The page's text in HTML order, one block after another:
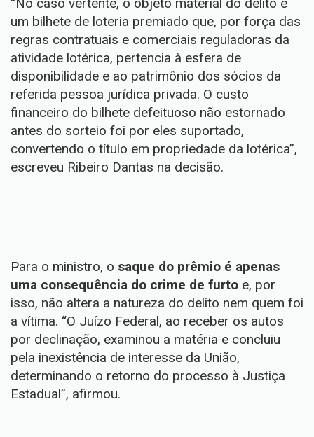
“No caso vertente, o objeto material do delito é
um bilhete de loteria premiado que, por força das
regras contratuais e comerciais reguladoras da
atividade lotérica, pertencia à esfera de
disponibilidade e ao patrimônio dos sócios da
referida pessoa jurídica privada. O custo
financeiro do bilhete defeituoso não estornado
antes do sorteio foi por eles suportado,
convertendo o título em propriedade da lotérica”,
escreveu Ribeiro Dantas na decisão.
Para o ministro, o saque do prêmio é apenas
uma consequência do crime de furto e, por
isso, não altera a natureza do delito nem quem foi
a vítima. “O Juízo Federal, ao receber os autos
por declinação, examinou a matéria e concluiu
pela inexistência de interesse da União,
determinando o retorno do processo à Justiça
Estadual”, afirmou.